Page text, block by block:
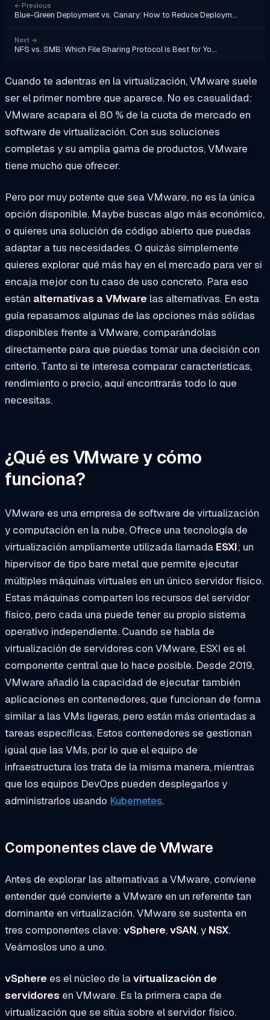
← Previous
Blue-Green Deployment vs. Canary: How to Reduce Deploym…
Next →
NFS vs. SMB: Which File Sharing Protocol is Best for Yo…
Cuando te adentras en la virtualización, VMware suele
ser el primer nombre que aparece. No es casualidad:
VMware acapara el 80 % de la cuota de mercado en
software de virtualización. Con sus soluciones
completas y su amplia gama de productos, VMware
tiene mucho que ofrecer.
Pero por muy potente que sea VMware, no es la única
opción disponible. Maybe buscas algo más económico,
o quieres una solución de código abierto que puedas
adaptar a tus necesidades. O quizás simplemente
quieres explorar qué más hay en el mercado para ver si
encaja mejor con tu caso de uso concreto. Para eso
están alternativas a VMware las alternativas. En esta
guía repasamos algunas de las opciones más sólidas
disponibles frente a VMware, comparándolas
directamente para que puedas tomar una decisión con
criterio. Tanto si te interesa comparar características,
rendimiento o precio, aquí encontrarás todo lo que
necesitas.
¿Qué es VMware y cómo
funciona?
VMware es una empresa de software de virtualización
y computación en la nube. Ofrece una tecnología de
virtualización ampliamente utilizada llamada ESXI; un
hipervisor de tipo bare metal que permite ejecutar
múltiples máquinas virtuales en un único servidor físico.
Estas máquinas comparten los recursos del servidor
físico, pero cada una puede tener su propio sistema
operativo independiente. Cuando se habla de
virtualización de servidores con VMware, ESXI es el
componente central que lo hace posible. Desde 2019,
VMware añadió la capacidad de ejecutar también
aplicaciones en contenedores, que funcionan de forma
similar a las VMs ligeras, pero están más orientadas a
tareas específicas. Estos contenedores se gestionan
igual que las VMs, por lo que el equipo de
infraestructura los trata de la misma manera, mientras
que los equipos DevOps pueden desplegarlos y
administrarlos usando Kubernetes.
Componentes clave de VMware
Antes de explorar las alternativas a VMware, conviene
entender qué convierte a VMware en un referente tan
dominante en virtualización. VMware se sustenta en
tres componentes clave: vSphere,vSAN, y NSX.
Veámoslos uno a uno.
vSphere es el núcleo de lavirtualización de
servidores en VMware. Es la primera capa de
virtualización que se sitúa sobre el servidor físico.